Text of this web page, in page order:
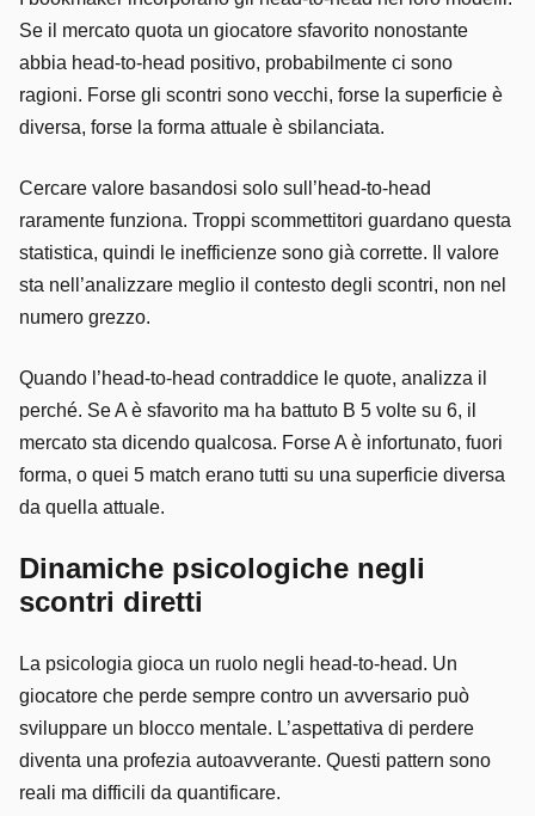
Se il mercato quota un giocatore sfavorito nonostante
abbia head-to-head positivo, probabilmente ci sono
ragioni. Forse gli scontri sono vecchi, forse la superficie è
diversa, forse la forma attuale è sbilanciata.
Cercare valore basandosi solo sull’head-to-head
raramente funziona. Troppi scommettitori guardano questa
statistica, quindi le inefficienze sono già corrette. Il valore
sta nell’analizzare meglio il contesto degli scontri, non nel
numero grezzo.
Quando l’head-to-head contraddice le quote, analizza il
perché. Se A è sfavorito ma ha battuto B 5 volte su 6, il
mercato sta dicendo qualcosa. Forse A è infortunato, fuori
forma, o quei 5 match erano tutti su una superficie diversa
da quella attuale.
Dinamiche psicologiche negli
scontri diretti
La psicologia gioca un ruolo negli head-to-head. Un
giocatore che perde sempre contro un avversario può
sviluppare un blocco mentale. L’aspettativa di perdere
diventa una profezia autoavverante. Questi pattern sono
reali ma difficili da quantificare.